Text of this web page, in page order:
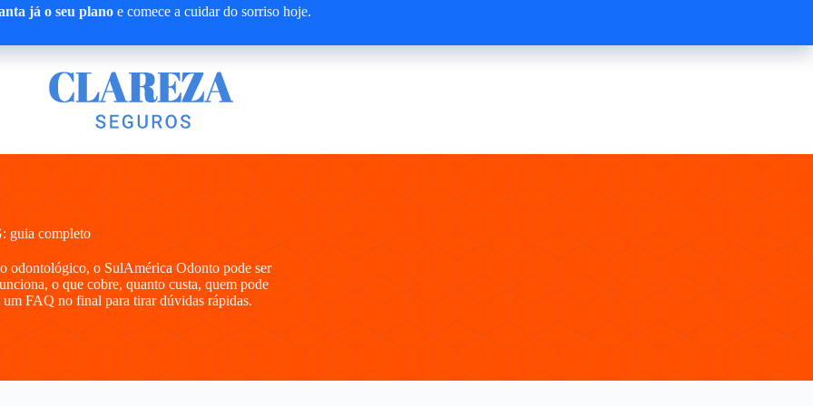
já o seu planoe comece a cuidar do sorriso hoje.
guia completo
odontológico, o SulAmérica Odonto pode ser
o que cobre, quanto custa, quem pode
um FAQ no final para tirar dúvidas rápidas.